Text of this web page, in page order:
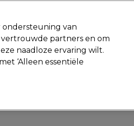
Mannen Vegan Nieuwe producten
ondersteuning van
partners en om
naadloze ervaring wilt.
‘Alleen essentiële